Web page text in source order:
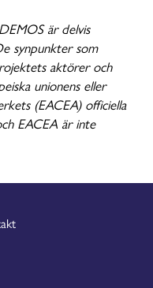
är delvis
synpunkter som
aktörer och
unionens eller
(EACEA) officiella
EACEA är inte